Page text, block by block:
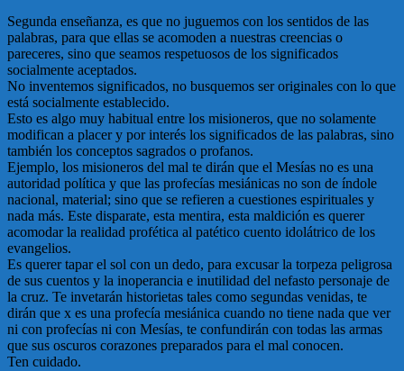
Segunda enseñanza, es que no juguemos con los sentidos de las
palabras, para que ellas se acomoden a nuestras creencias o
pareceres, sino que seamos respetuosos de los significados
socialmente aceptados.
No inventemos significados, no busquemos ser originales con lo que
está socialmente establecido.
Esto es algo muy habitual entre los misioneros, que no solamente
modifican a placer y por interés los significados de las palabras, sino
también los conceptos sagrados o profanos.
Ejemplo, los misioneros del mal te dirán que el Mesías no es una
autoridad política y que las profecías mesiánicas no son de índole
nacional, material; sino que se refieren a cuestiones espirituales y
nada más. Este disparate, esta mentira, esta maldición es querer
acomodar la realidad profética al patético cuento idolátrico de los
evangelios.
Es querer tapar el sol con un dedo, para excusar la torpeza peligrosa
de sus cuentos y la inoperancia e inutilidad del nefasto personaje de
la cruz. Te invetarán historietas tales como segundas venidas, te
dirán que x es una profecía mesiánica cuando no tiene nada que ver
ni con profecías ni con Mesías, te confundirán con todas las armas
que sus oscuros corazones preparados para el mal conocen.
Ten cuidado.